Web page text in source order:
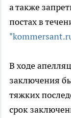
а также
постах в
В ходе
заключения
тяжких
срок